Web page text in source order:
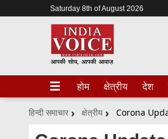
Saturday 8th of August 2026
होम क्षेत्रीय देश
हिन्दी समाचार क्षेत्रीय